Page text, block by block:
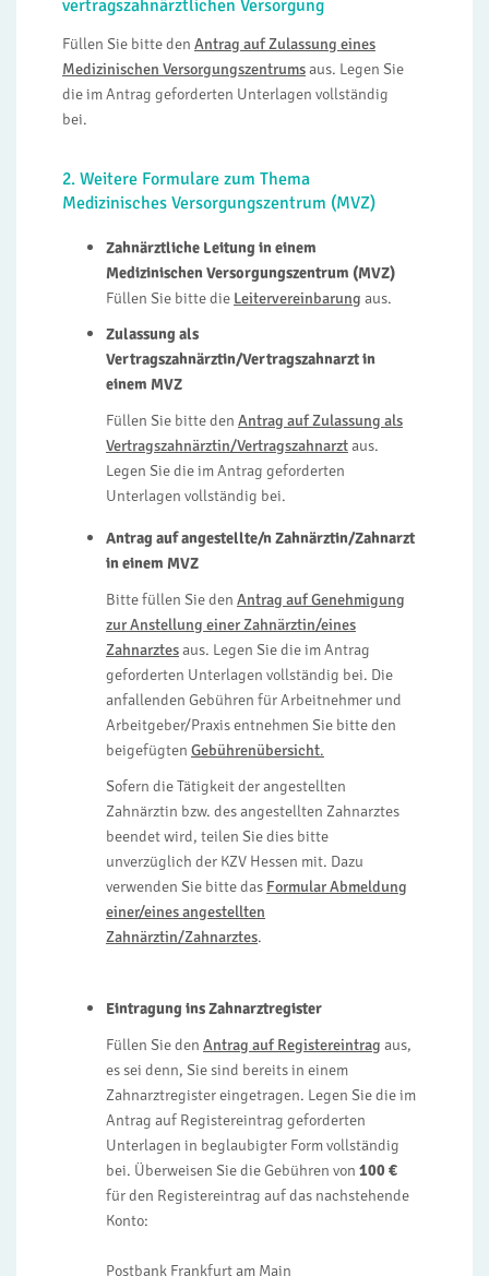
vertragszahnärztlichen Versorgung
Füllen Sie bitte den Antrag auf Zulassung eines
Medizinischen Versorgungszentrumsaus. Legen Sie
die im Antrag geforderten Unterlagen vollständig
bei.
2. Weitere Formulare zum Thema
Medizinisches Versorgungszentrum (MVZ)
Zahnärztliche Leitung in einem
Medizinischen Versorgungszentrum (MVZ)
Füllen Sie bitte die Leitervereinbarung aus.
Zulassung als
Vertragszahnärztin/Vertragszahnarzt in
einem MVZ
Füllen Sie bitte den Antrag auf Zulassung als
Vertragszahnärztin/Vertragszahnarztaus.
Legen Sie die im Antrag geforderten
Unterlagen vollständig bei.
Antrag auf angestellte/n Zahnärztin/Zahnarzt
in einem MVZ
Bitte füllen Sie den Antrag auf Genehmigung
zur Anstellung einer Zahnärztin/eines
Zahnarztesaus. Legen Sie die im Antrag
geforderten Unterlagen vollständig bei. Die
anfallenden Gebühren für Arbeitnehmer und
Arbeitgeber/Praxis entnehmen Sie bitte den
beigefügten Gebührenübersicht.
Sofern die Tätigkeit der angestellten
Zahnärztin bzw. des angestellten Zahnarztes
beendet wird, teilen Sie dies bitte
unverzüglich der KZV Hessen mit. Dazu
verwenden Sie bitte das Formular Abmeldung
einer/eines angestellten
Zahnärztin/Zahnarztes.
Eintragung ins Zahnarztregister
Füllen Sie den Antrag auf Registereintrag aus,
es sei denn, Sie sind bereits in einem
Zahnarztregister eingetragen. Legen Sie die im
Antrag auf Registereintrag geforderten
Unterlagen in beglaubigter Form vollständig
bei. Überweisen Sie die Gebühren von 100 €
für den Registereintrag auf das nachstehende
Konto:
Postbank Frankfurt am Main